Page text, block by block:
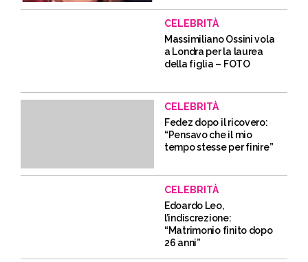
CELEBRITÀ
Massimiliano Ossini vola
a Londra per la laurea
della figlia – FOTO
CELEBRITÀ
Fedez dopo il ricovero:
“Pensavo che il mio
tempo stesse per finire”
CELEBRITÀ
Edoardo Leo,
l’indiscrezione:
“Matrimonio finito dopo
26 anni”